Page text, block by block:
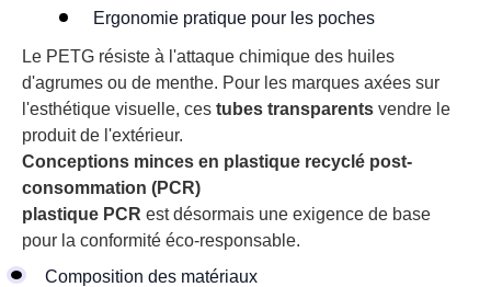
Ergonomie pratique pour les poches
Le PETG résiste à l'attaque chimique des huiles
d'agrumes ou de menthe. Pour les marques axées sur
l'esthétique visuelle, ces tubes transparents vendre le
produit de l'extérieur.
Conceptions minces en plastique recyclé post-
consommation (PCR)
plastique PCR est désormais une exigence de base
pour la conformité éco-responsable.
Composition des matériaux